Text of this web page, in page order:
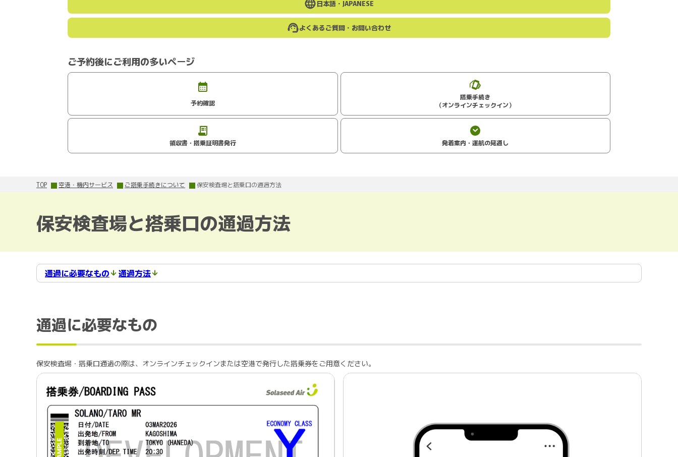
日本語・ JAPANESE
よくあるご質問・お問い合わせ
ご予約後にご利用の多いページ
予約確認
搭乗手続き
（オンラインチェックイン）
領収書・搭乗証明書発行 発着案内・運航の見通し
TOP 空港・機内サービス ご搭乗手続きについて 保安検査場と搭乗口の通過方法
保安検査場と搭乗口の通過方法
通過に必要なもの 通過方法
通過に必要なもの
保安検査場・搭乗口通過の際は、オンラインチェックインまたは空港で発行した搭乗券をご用意ください。